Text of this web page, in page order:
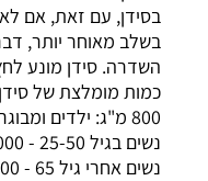
עם זאת, אם לא צרכתם
מאוחר יותר, דבר שיסייע
סידן מונע לחץ דם
מומלצת של סידן כדי
גיל 65 - 1,500 מ"ג.